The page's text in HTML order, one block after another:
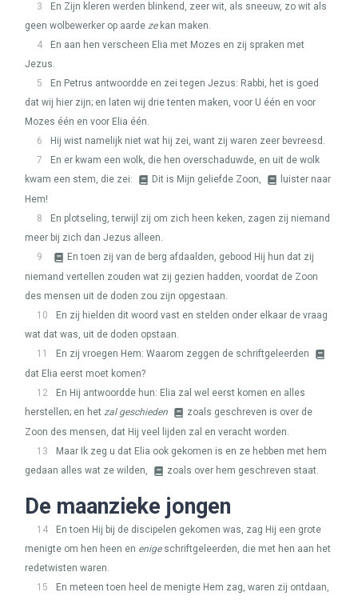
3
En Zijn kleren werden blinkend, zeer wit, als sneeuw, zo wit als
geen wolbewerker op aarde zekan maken.
4
En aan hen verscheen Elia met Mozes en zij spraken met
Jezus.
5
En Petrus antwoordde en zei tegen Jezus: Rabbi, het is goed
dat wij hier zijn; en laten wij drie tenten maken, voor U één en voor
Mozes één en voor Elia één.
6
Hij wist namelijk niet wat hij zei, want zij waren zeer bevreesd.
7
En er kwam een wolk, die hen overschaduwde, en uit de wolk
kwam een stem, die zei:
Dit is Mijn geliefde Zoon,
luister naar
Hem!
8
En plotseling, terwijl zij om zich heen keken, zagen zij niemand
meer bij zich dan Jezus alleen.
9
En toen zij van de berg afdaalden, gebood Hij hun dat zij
niemand vertellen zouden wat zij gezien hadden, voordat de Zoon
des mensen uit de doden zou zijn opgestaan.
10
En zij hielden dit woord vast en stelden onder elkaar de vraag
wat dat was, uit de doden opstaan.
11
En zij vroegen Hem: Waarom zeggen de schriftgeleerden
dat Elia eerst moet komen?
12
En Hij antwoordde hun: Elia zal wel eerst komen en alles
herstellen; en het zal geschieden
zoals geschreven is over de
Zoon des mensen, dat Hij veel lijden zal en veracht worden.
13
Maar Ik zeg u dat Elia ook gekomen is en ze hebben met hem
gedaan alles wat ze wilden,
zoals over hem geschreven staat.
De maanzieke jongen
14
En toen Hij bij de discipelen gekomen was, zag Hij een grote
menigte om hen heen en enigeschriftgeleerden, die met hen aan het
redetwisten waren.
15
En meteen toen heel de menigte Hem zag, waren zij ontdaan,